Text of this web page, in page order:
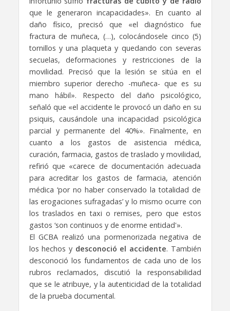
que le generaron incapacidades». En cuanto al
daño físico, precisó que «el diagnóstico fue
fractura de muñeca, (…), colocándosele cinco (5)
tornillos y una plaqueta y quedando con severas
secuelas, deformaciones y restricciones de la
movilidad. Precisó que la lesión se sitúa en el
miembro superior derecho -muñeca- que es su
mano hábil». Respecto del daño psicológico,
señaló que «el accidente le provocó un daño en su
psiquis, causándole una incapacidad psicológica
parcial y permanente del 40%». Finalmente, en
cuanto a los gastos de asistencia médica,
curación, farmacia, gastos de traslado y movilidad,
refirió que «carece de documentación adecuada
para acreditar los gastos de farmacia, atención
médica ‘por no haber conservado la totalidad de
las erogaciones sufragadas’ y lo mismo ocurre con
los traslados en taxi o remises, pero que estos
gastos ‘son continuos y de enorme entidad'».
El GCBA realizó una pormenorizada negativa de
los hechos ydesconoció el accidente. También
desconoció los fundamentos de cada uno de los
rubros reclamados, discutió la responsabilidad
que se le atribuye, y la autenticidad de la totalidad
de la prueba documental.